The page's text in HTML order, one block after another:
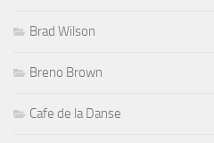
Brad Wilson
Breno Brown
Cafe de la Danse